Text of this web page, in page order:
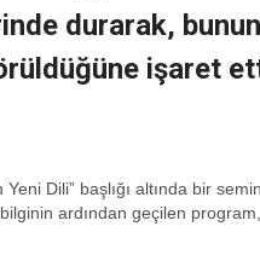
durarak,
işaret
Dili” başlığı altında bir
ardından geçilen